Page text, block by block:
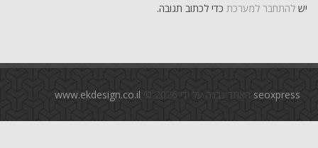
יש להתחבר למערכת כדי לכתוב תגובה.
seoxpress האתר נבנה על ידי www.ekdesign.co.il © 2026